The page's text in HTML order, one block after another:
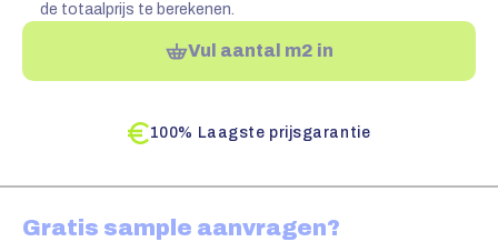
de totaalprijs te berekenen.
Vul aantal m2 in
100% Laagste prijsgarantie
Gratis sample aanvragen?